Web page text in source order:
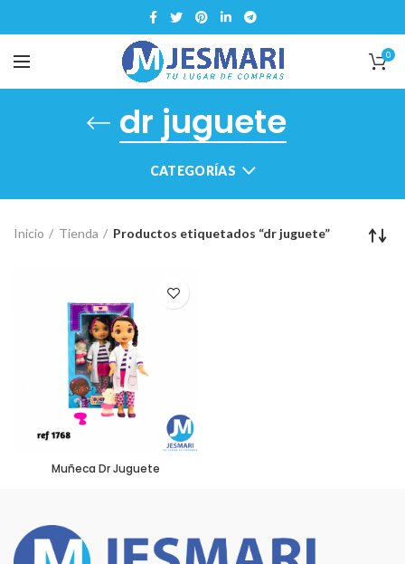
0
dr juguete
CATEGORÍAS
Inicio Tienda Productos etiquetados “dr juguete”
Muñeca Dr Juguete